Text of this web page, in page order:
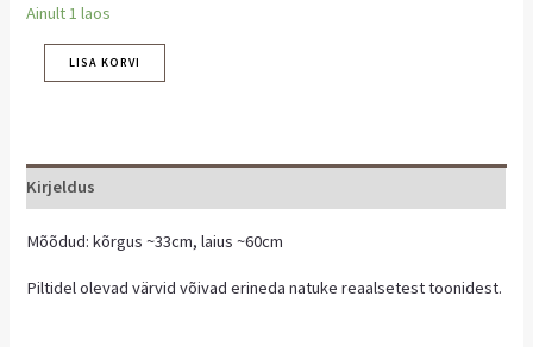
Ainult 1 laos
LISA KORVI
Kirjeldus
Mõõdud: kõrgus ~33cm, laius ~60cm
Piltidel olevad värvid võivad erineda natuke reaalsetest toonidest.